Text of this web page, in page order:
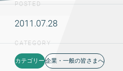
POSTED
2011.07.28
CATEGORY
カテゴリー 企業・一般の皆さまへ